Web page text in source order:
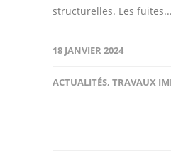
structurelles. Les fuites...
18 JANVIER 2024
ACTUALITÉS, TRAVAUX